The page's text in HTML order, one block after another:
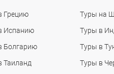
Грецию
Испанию
Болгарию
Таиланд
Туры на
Туры в
Туры в
Туры в